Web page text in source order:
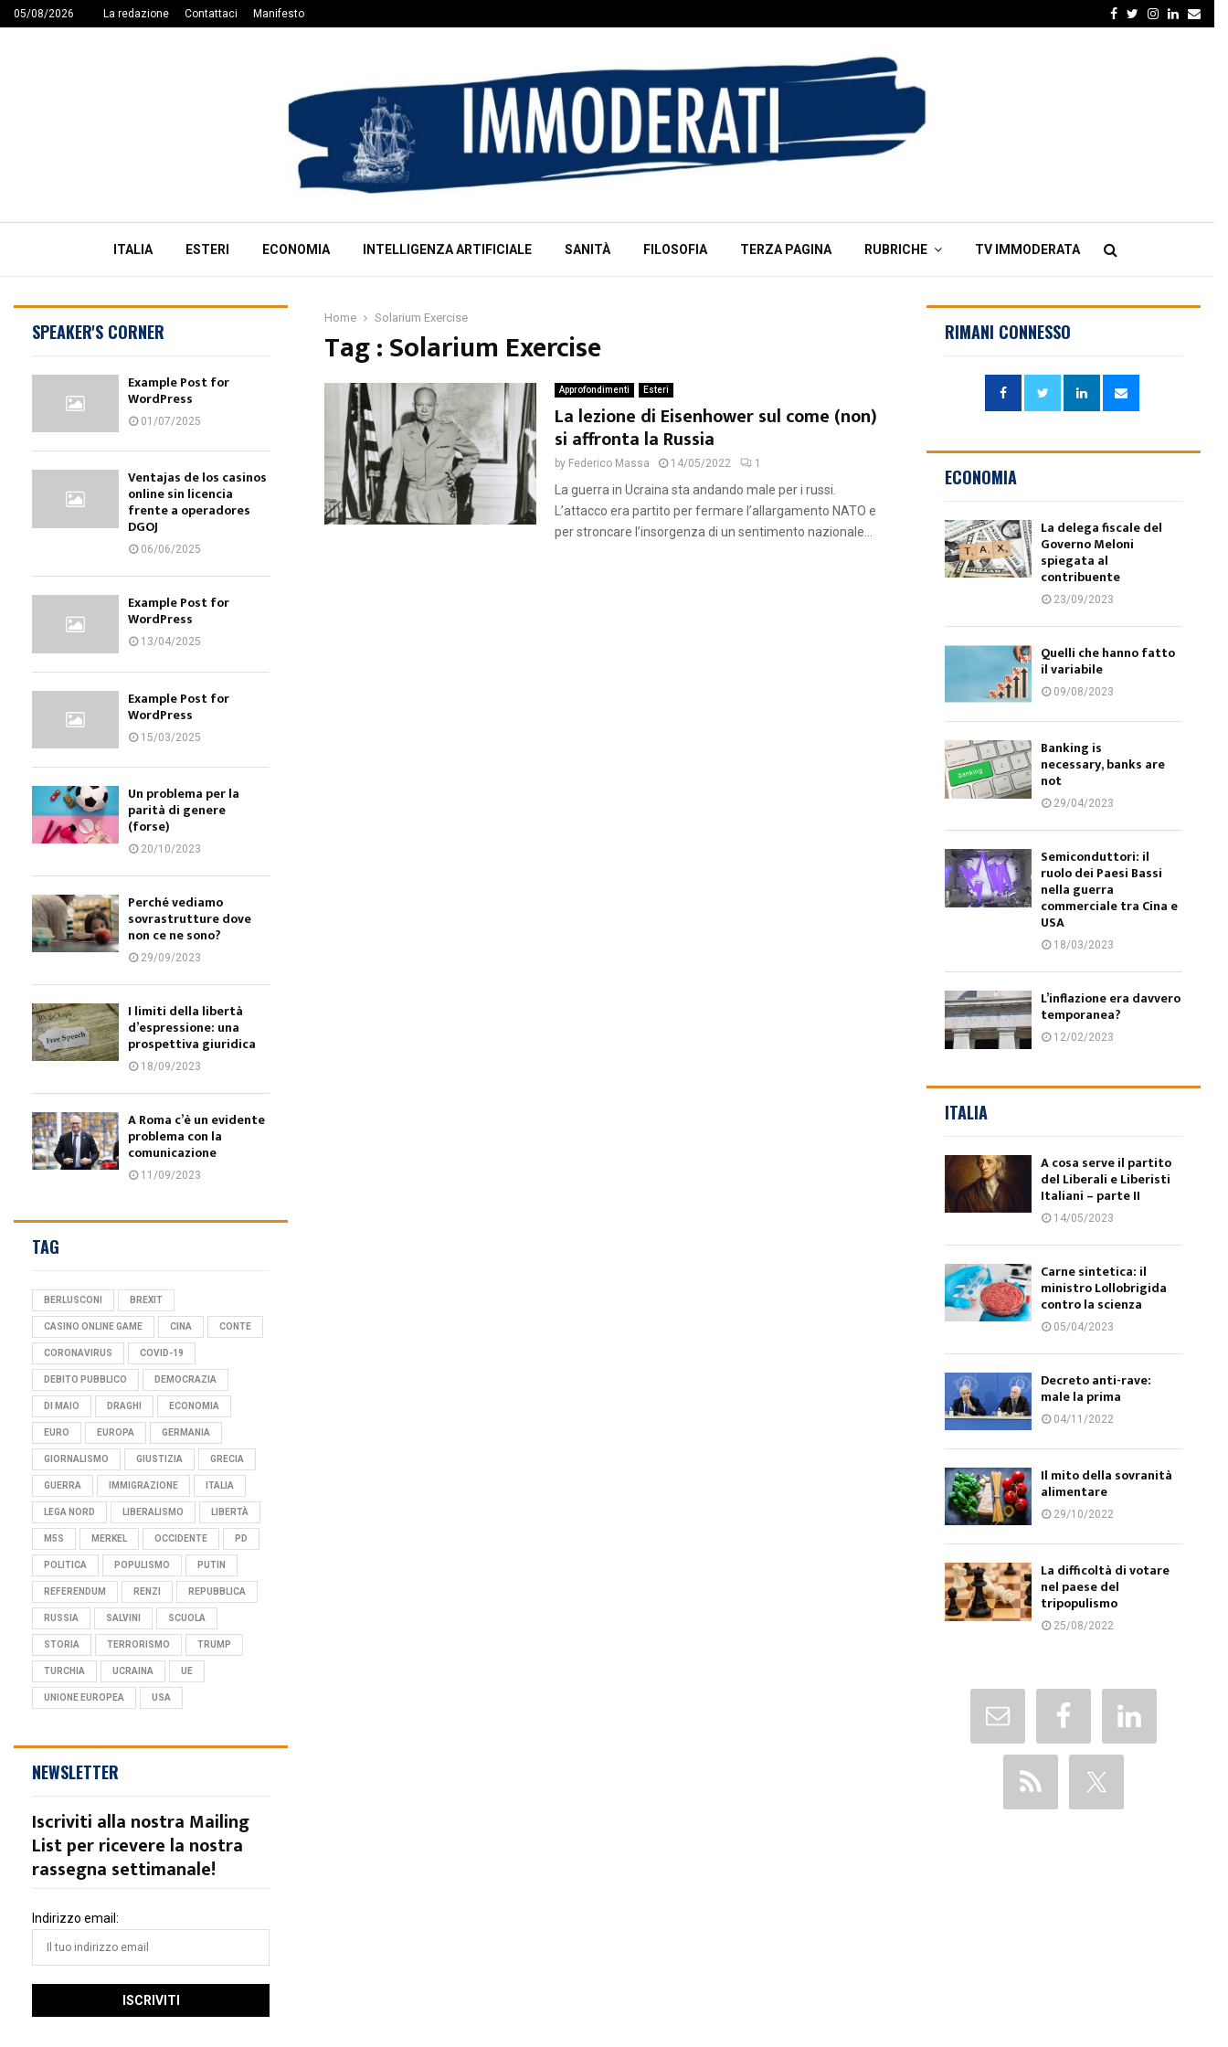
05/08/2026 La redazione Contattaci Manifesto Facebook
Twitter
Instagram
Linkedin
ITALIA ESTERI ECONOMIA INTELLIGENZA ARTIFICIALE SANITÀ FILOSOFIA TERZA PAGINA RUBRICHE TV IMMODERATA
Home Solarium Exercise
Tag : Solarium Exercise
Approfondimenti Esteri
La lezione di Eisenhower sul come (non)
si affronta la Russia
by Federico Massa 14/05/2022 1
La guerra in Ucraina sta andando male per i russi.
L’attacco era partito per fermare l’allargamento NATO e
per stroncare l’insorgenza di un sentimento nazionale...
SPEAKER'S CORNER
Example Post for
WordPress
01/07/2025
Ventajas de los casinos
online sin licencia
frente a operadores
DGOJ
06/06/2025
Example Post for
WordPress
13/04/2025
Example Post for
WordPress
15/03/2025
Un problema per la
parità di genere
(forse)
20/10/2023
Perché vediamo
sovrastrutture dove
non ce ne sono?
29/09/2023
I limiti della libertà
d’espressione: una
prospettiva giuridica
18/09/2023
A Roma c’è un evidente
problema con la
comunicazione
11/09/2023
TAG
BERLUSCONI BREXIT
CASINO ONLINE GAME CINA CONTE
CORONAVIRUS COVID-19
DEBITO PUBBLICO DEMOCRAZIA
DI MAIO DRAGHI ECONOMIA
EURO EUROPA GERMANIA
GIORNALISMO GIUSTIZIA GRECIA
GUERRA IMMIGRAZIONE ITALIA
LEGA NORD LIBERALISMO LIBERTÀ
M5S MERKEL OCCIDENTE PD
POLITICA POPULISMO PUTIN
REFERENDUM RENZI REPUBBLICA
RUSSIA SALVINI SCUOLA
STORIA TERRORISMO TRUMP
TURCHIA UCRAINA UE
UNIONE EUROPEA USA
NEWSLETTER
Iscriviti alla nostra Mailing
List per ricevere la nostra
rassegna settimanale!
Indirizzo email:
RIMANI CONNESSO
ECONOMIA
La delega fiscale del
Governo Meloni
spiegata al
contribuente
23/09/2023
Quelli che hanno fatto
il variabile
09/08/2023
Banking is
necessary, banks are
not
29/04/2023
Semiconduttori: il
ruolo dei Paesi Bassi
nella guerra
commerciale tra Cina e
USA
18/03/2023
L’inflazione era davvero
temporanea?
12/02/2023
ITALIA
A cosa serve il partito
del Liberali e Liberisti
Italiani – parte II
14/05/2023
Carne sintetica: il
ministro Lollobrigida
contro la scienza
05/04/2023
Decreto anti-rave:
male la prima
04/11/2022
Il mito della sovranità
alimentare
29/10/2022
La difficoltà di votare
nel paese del
tripopulismo
25/08/2022